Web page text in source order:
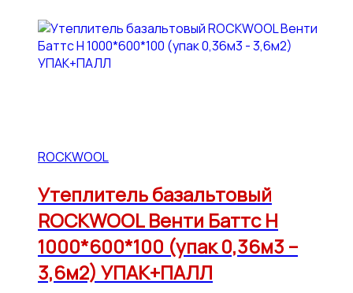
ROCKWOOL
Утеплитель базальтовый
ROCKWOOL Венти Баттс Н
1000*600*100 (упак 0,36м3 –
3,6м2) УПАК+ПАЛЛ